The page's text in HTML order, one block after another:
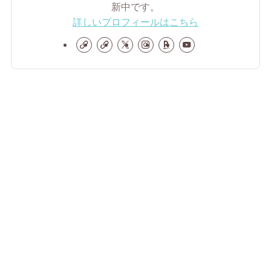
新中です。
詳しいプロフィールはこちら